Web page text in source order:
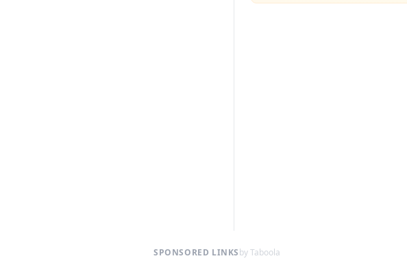
SPONSORED LINKSby Taboola